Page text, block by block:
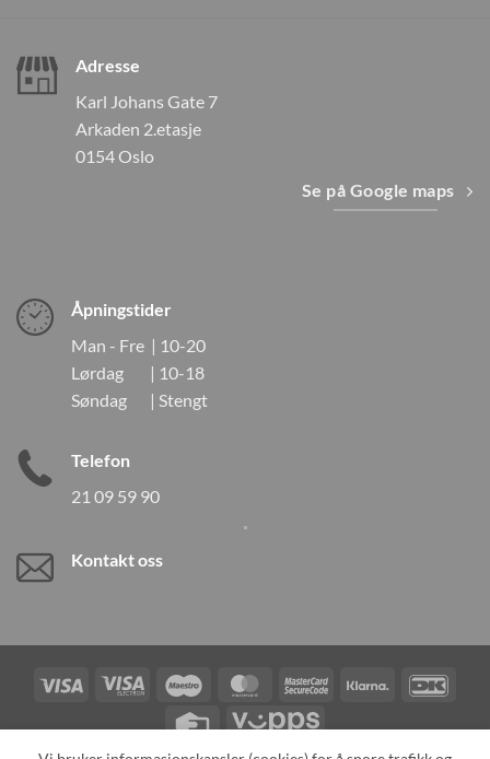
Adresse
Karl Johans Gate 7
Arkaden 2.etasje
0154 Oslo
Se på Google maps
Åpningstider
Man - Fre | 10-20
Lørdag | 10-18
Søndag | Stengt
Telefon
21 09 59 90
Kontakt oss
Visa
Visa
Maestro MasterCardMasterCardKlarna
Credit
Vipps